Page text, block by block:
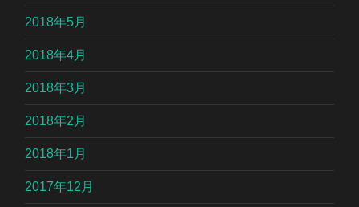
2018年5月
2018年4月
2018年3月
2018年2月
2018年1月
2017年12月